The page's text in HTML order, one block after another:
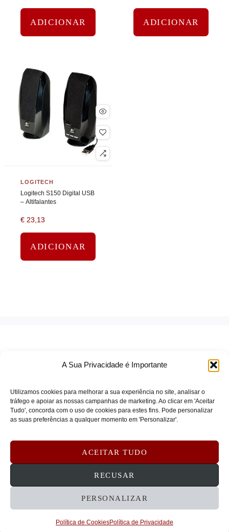
A Sua Privacidade é Importante
Utilizamos cookies para melhorar a sua experiência no site, analisar o
tráfego e apoiar as nossas campanhas de marketing. Ao clicar em 'Aceitar
Tudo', concorda com o uso de cookies para estes fins. Pode personalizar
as suas preferências a qualquer momento em 'Personalizar'.
ACEITAR TUDO
RECUSAR
PERSONALIZAR
Política de CookiesPolítica de Privacidade
ADICIONAR ADICIONAR
LOGITECH
Logitech S150 Digital USB
– Altifalantes
€ 23,13
ADICIONAR
TERMOS DE SERVIÇO
DEVOLUÇÕES E REEMBOLSOS CONTATOS
Empresariais, Lda